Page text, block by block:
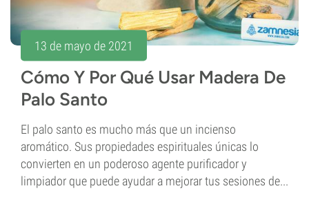
13 de mayo de 2021
Cómo Y Por Qué Usar Madera De
Palo Santo
El palo santo es mucho más que un incienso
aromático. Sus propiedades espirituales únicas lo
convierten en un poderoso agente purificador y
limpiador que puede ayudar a mejorar tus sesiones de...